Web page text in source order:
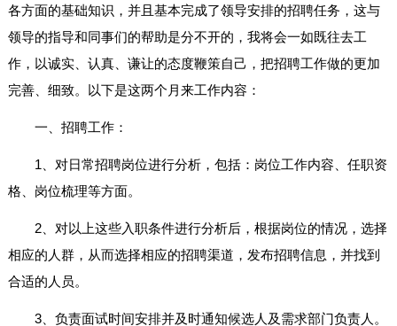
各方面的基础知识，并且基本完成了领导安排的招聘任务，这与
领导的指导和同事们的帮助是分不开的，我将会一如既往去工
作，以诚实、认真、谦让的态度鞭策自己，把招聘工作做的更加
完善、细致。以下是这两个月来工作内容：
一、招聘工作：
1、对日常招聘岗位进行分析，包括：岗位工作内容、任职资
格、岗位梳理等方面。
2、对以上这些入职条件进行分析后，根据岗位的情况，选择
相应的人群，从而选择相应的招聘渠道，发布招聘信息，并找到
合适的人员。
3、负责面试时间安排并及时通知候选人及需求部门负责人。